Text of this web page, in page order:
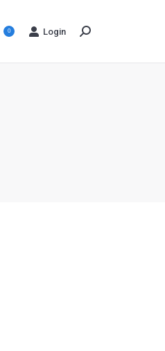
0 Login Buscar:
Buscar: